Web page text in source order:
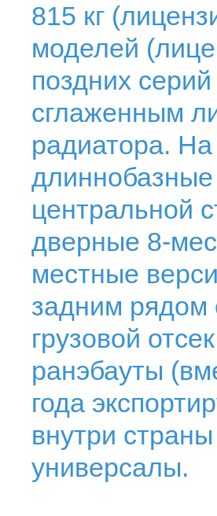
815 кг
моделей
поздних
сглаженным
радиатора.
центральной
дверные 8-
местные
задним рядом
грузовой
ранэбауты
года
внутри
универсалы.